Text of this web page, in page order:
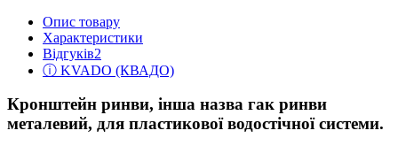
Опис товару
Характеристики
Відгуків2
ⓘ KVADO (КВАДО)
Кронштейн ринви, інша назва гак ринви
металевий, для пластикової водостічної системи.